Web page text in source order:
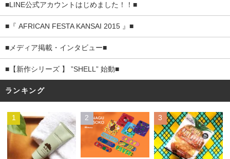
■LINE公式アカウントはじめました！！■
■『 AFRICAN FESTA KANSAI 2015 』■
■メディア掲載・インタビュー■
■【新作シリーズ 】 ”SHELL” 始動■
ランキング
1 2 3